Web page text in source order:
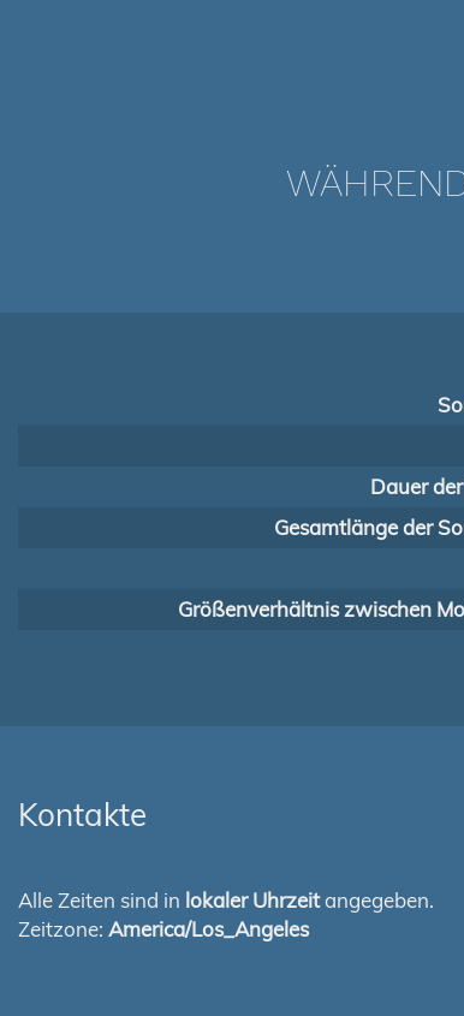
Dauer
Gesamtlänge der
Größenverhältnis zwischen
Kontakte
Alle Zeiten sind in lokaler Uhrzeitangegeben.
Zeitzone: America/Los_Angeles